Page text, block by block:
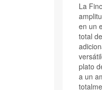
La
en un
total
plato
a un